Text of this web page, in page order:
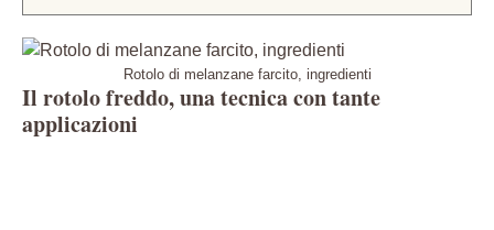
Rotolo di melanzane farcito, ingredienti
Il rotolo freddo, una tecnica con tante
applicazioni